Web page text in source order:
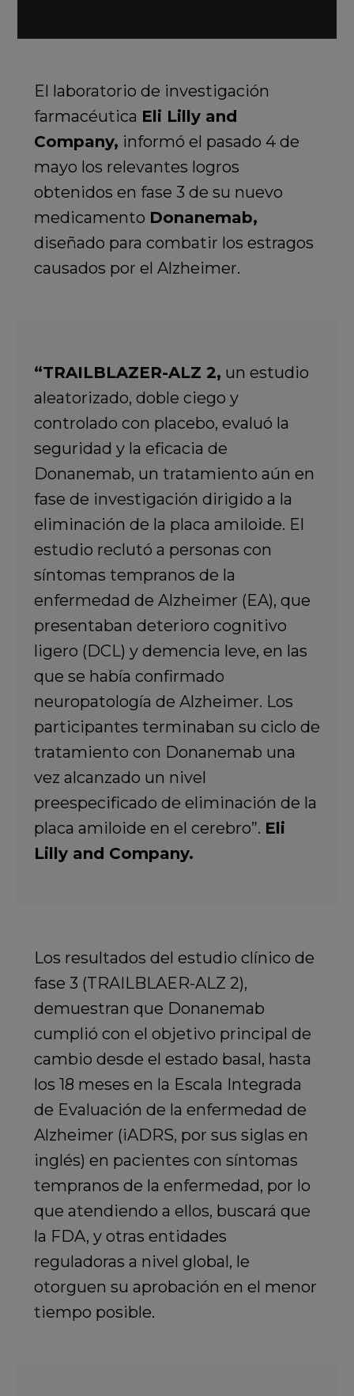
El laboratorio de investigación
farmacéutica Eli Lilly and
Company, informó el pasado 4 de
mayo los relevantes logros
obtenidos en fase 3 de su nuevo
medicamento Donanemab,
diseñado para combatir los estragos
causados por el Alzheimer.
“TRAILBLAZER-ALZ 2, un estudio
aleatorizado, doble ciego y
controlado con placebo, evaluó la
seguridad y la eficacia de
Donanemab, un tratamiento aún en
fase de investigación dirigido a la
eliminación de la placa amiloide. El
estudio reclutó a personas con
síntomas tempranos de la
enfermedad de Alzheimer (EA), que
presentaban deterioro cognitivo
ligero (DCL) y demencia leve, en las
que se había confirmado
neuropatología de Alzheimer. Los
participantes terminaban su ciclo de
tratamiento con Donanemab una
vez alcanzado un nivel
preespecificado de eliminación de la
placa amiloide en el cerebro”. Eli
Lilly and Company.
Los resultados del estudio clínico de
fase 3 (TRAILBLAER-ALZ 2),
demuestran que Donanemab
cumplió con el objetivo principal de
cambio desde el estado basal, hasta
los 18 meses en la Escala Integrada
de Evaluación de la enfermedad de
Alzheimer (iADRS, por sus siglas en
inglés) en pacientes con síntomas
tempranos de la enfermedad, por lo
que atendiendo a ellos, buscará que
la FDA, y otras entidades
reguladoras a nivel global, le
otorguen su aprobación en el menor
tiempo posible.